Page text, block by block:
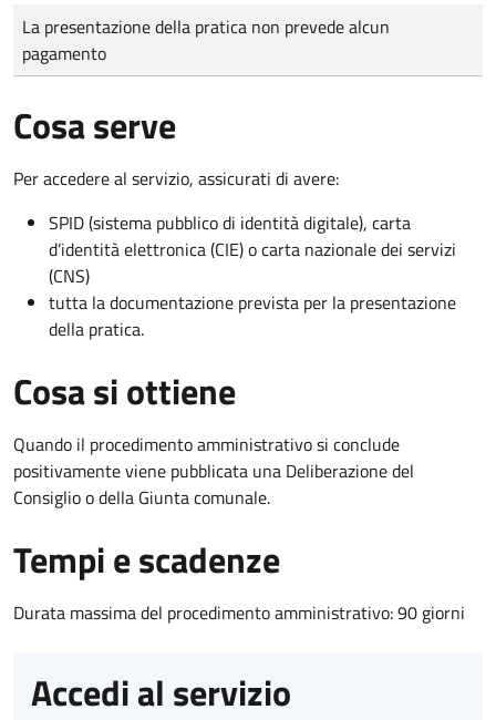
Tipo di pagamento
Importo
La presentazione della pratica non prevede alcun
pagamento
Cosa serve
Per accedere al servizio, assicurati di avere:
SPID (sistema pubblico di identità digitale), carta
d’identità elettronica (CIE) o carta nazionale dei servizi
(CNS)
tutta la documentazione prevista per la presentazione
della pratica.
Cosa si ottiene
Quando il procedimento amministrativo si conclude
positivamente viene pubblicata una Deliberazione del
Consiglio o della Giunta comunale.
Tempi e scadenze
Durata massima del procedimento amministrativo: 90 giorni
Accedi al servizio